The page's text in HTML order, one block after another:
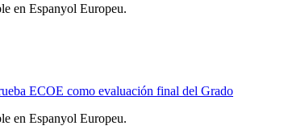
en Espanyol Europeu.
ECOE como evaluación final del Grado
en Espanyol Europeu.